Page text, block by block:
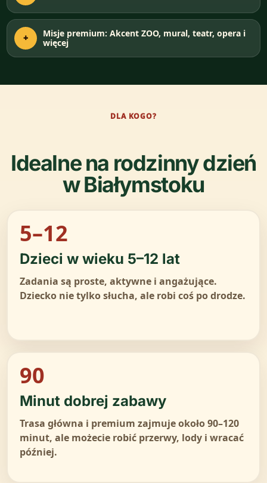
+
Misje premium: Akcent ZOO, mural, teatr, opera i
więcej
DLA KOGO?
Idealne na rodzinny dzień
w Białymstoku
5–12
Dzieci w wieku 5–12 lat
Zadania są proste, aktywne i angażujące.
Dziecko nie tylko słucha, ale robi coś po drodze.
90
Minut dobrej zabawy
Trasa główna i premium zajmuje około 90–120
minut, ale możecie robić przerwy, lody i wracać
później.